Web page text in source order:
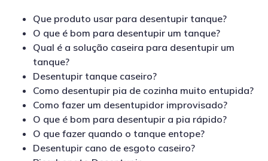
Que produto usar para desentupir tanque?
O que é bom para desentupir um tanque?
Qual é a solução caseira para desentupir um
tanque?
Desentupir tanque caseiro?
Como desentupir pia de cozinha muito entupida?
Como fazer um desentupidor improvisado?
O que é bom para desentupir a pia rápido?
O que fazer quando o tanque entope?
Desentupir cano de esgoto caseiro?